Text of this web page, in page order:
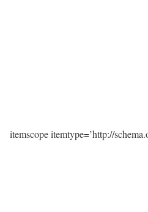
itemscope itemtype=’http://